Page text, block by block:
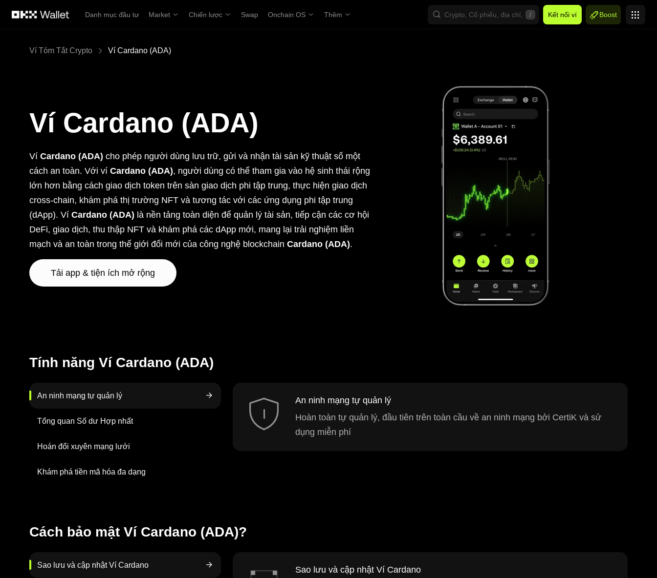
Danh mục đầu tư
Market Chiến lược Swap Onchain OS Thêm / Kết nối ví Boost
Ví Tóm Tắt Crypto Ví Cardano (ADA)
Ví Cardano (ADA)
Ví Cardano (ADA) cho phép người dùng lưu trữ, gửi và nhận tài sản kỹ thuật số một
cách an toàn. Với ví Cardano (ADA), người dùng có thể tham gia vào hệ sinh thái rộng
lớn hơn bằng cách giao dịch token trên sàn giao dịch phi tập trung, thực hiện giao dịch
cross-chain, khám phá thị trường NFT và tương tác với các ứng dụng phi tập trung
(dApp). Ví Cardano (ADA) là nền tảng toàn diện để quản lý tài sản, tiếp cận các cơ hội
DeFi, giao dịch, thu thập NFT và khám phá các dApp mới, mang lại trải nghiệm liền
mạch và an toàn trong thế giới đổi mới của công nghệ blockchain Cardano (ADA).
Tải app & tiện ích mở rộng
Tính năng Ví Cardano (ADA)
An ninh mạng tự quản lý
Tổng quan Số dư Hợp nhất
Hoán đổi xuyên mạng lưới
Khám phá tiền mã hóa đa dạng
An ninh mạng tự quản lý
Hoàn toàn tự quản lý, đầu tiên trên toàn cầu về an ninh mạng bởi CertiK và sử
dụng miễn phí
Cách bảo mật Ví Cardano (ADA)?
Sao lưu và cập nhật Ví Cardano
Sao lưu và cập nhật Ví Cardano